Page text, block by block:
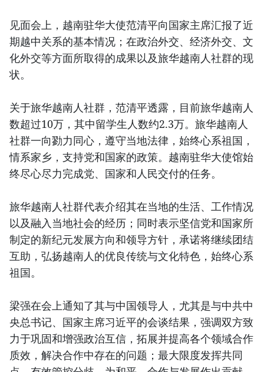
见面会上，越南驻华大使范清平向国家主席汇报了近
期越中关系的基本情况；在政治外交、经济外交、文
化外交等方面所取得的成果以及旅华越南人社群的现
状。
关于旅华越南人社群，范清平透露，目前旅华越南人
数超过10万，其中留学生人数约2.3万。旅华越南人
社群一向勠力同心，遵守当地法律，始终心系祖国，
情系家乡，支持党和国家的政策。越南驻华大使馆始
终尽心尽力完成党、国家和人民交付的任务。
旅华越南人社群代表介绍其在当地的生活、工作情况
以及融入当地社会的经历；同时表示坚信党和国家所
制定的新纪元发展方向和领导方针，承诺将继续团结
互助，弘扬越南人的优良传统与文化特色，始终心系
祖国。
梁强在会上通知了其与中国领导人，尤其是与中共中
央总书记、国家主席习近平的会谈结果，强调双方致
力于巩固和增强政治互信，拓展并提高各个领域合作
质效，解决合作中存在的问题；最大限度发挥共同